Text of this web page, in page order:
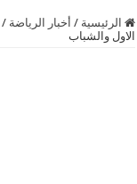
الرئيسية / أخبار الرياضة /
الاول والشباب